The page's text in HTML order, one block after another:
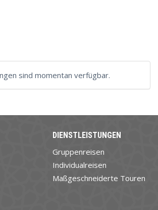
sind momentan verfügbar.
DIENSTLEISTUNGEN
Gruppenreisen
Individualreisen
Maßgeschneiderte Touren